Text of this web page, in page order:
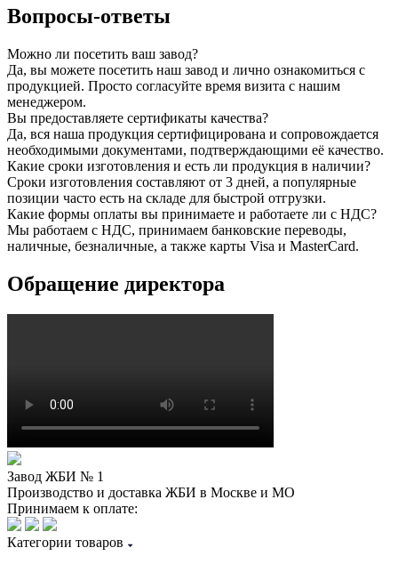
Вопросы-ответы
Можно ли посетить ваш завод?
Да, вы можете посетить наш завод и лично ознакомиться с
продукцией. Просто согласуйте время визита с нашим
менеджером.
Вы предоставляете сертификаты качества?
Да, вся наша продукция сертифицирована и сопровождается
необходимыми документами, подтверждающими её качество.
Какие сроки изготовления и есть ли продукция в наличии?
Сроки изготовления составляют от 3 дней, а популярные
позиции часто есть на складе для быстрой отгрузки.
Какие формы оплаты вы принимаете и работаете ли с НДС?
Мы работаем с НДС, принимаем банковские переводы,
наличные, безналичные, а также карты Visa и MasterCard.
Обращение директора
Завод ЖБИ № 1
Производство и доставка ЖБИ в Москве и МО
Принимаем к оплате:
Категории товаров